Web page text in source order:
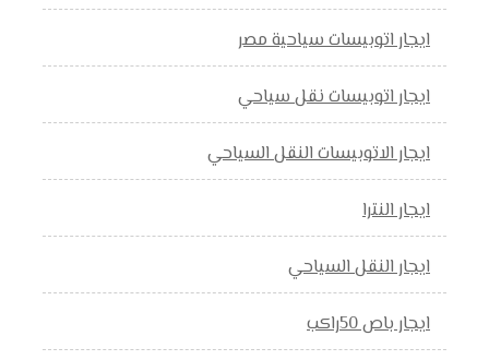
ايجار اتوبيسات سياحية مصر
ايجار اتوبيسات نقل سياحي
ايجار الاتوبيسات النقل السياحي
ايجار النترا
ايجار النقل السياحي
ايجار باص 50راكب